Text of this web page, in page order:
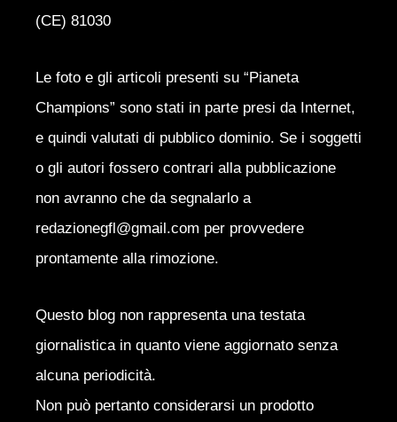
(CE) 81030
Le foto e gli articoli presenti su “Pianeta
Champions” sono stati in parte presi da Internet,
e quindi valutati di pubblico dominio. Se i soggetti
o gli autori fossero contrari alla pubblicazione
non avranno che da segnalarlo a
redazionegfl@gmail.com per provvedere
prontamente alla rimozione.
Questo blog non rappresenta una testata
giornalistica in quanto viene aggiornato senza
alcuna periodicità.
Non può pertanto considerarsi un prodotto